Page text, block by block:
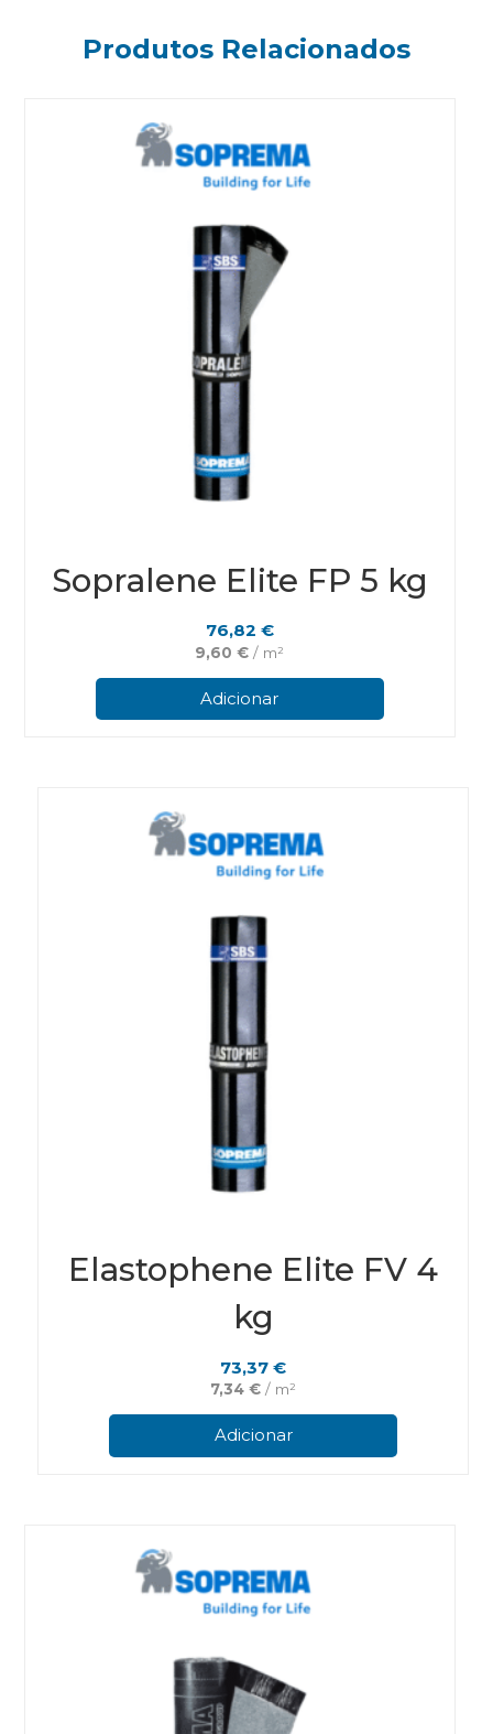
Produtos Relacionados
Sopralene Elite FP 5 kg
76,82 €
9,60€ / m²
Adicionar
Elastophene Elite FV 4
kg
73,37€
7,34€ / m²
Adicionar